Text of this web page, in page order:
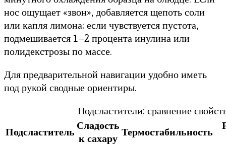
нос ощущает «звон», добавляется щепоть соли
или капля лимона; если чувствуется пустота,
подмешивается 1–2 процента инулина или
полидекстрозы по массе.
Для предварительной навигации удобно иметь
под рукой сводные ориентиры.
Подсластители: сравнение
Подсластитель Сладость
к сахару Термостабильность